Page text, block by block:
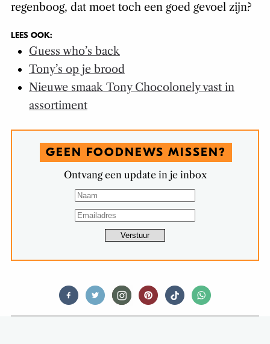
regenboog, dat moet toch een goed gevoel zijn?
LEES OOK:
Guess who’s back
Tony’s op je brood
Nieuwe smaak Tony Chocolonely vast in
assortiment
GEEN FOODNEWS MISSEN?
Ontvang een update in je inbox